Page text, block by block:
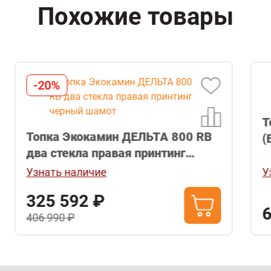
Похожие товары
(EdilKamin)
Узнать наличие
680 400 ₽